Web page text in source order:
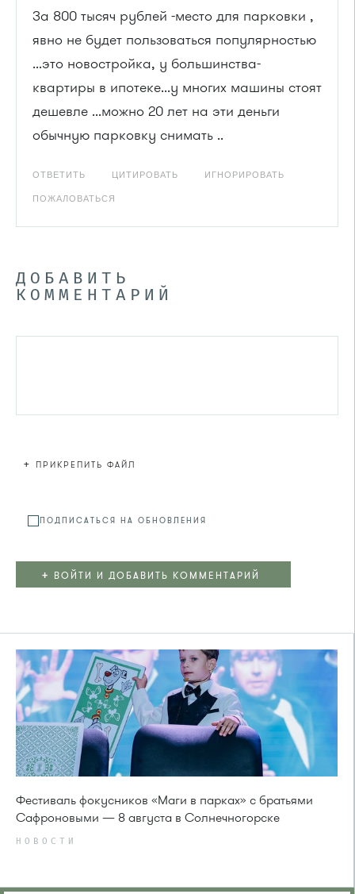
За 800 тысяч рублей -место для парковки ,
явно не будет пользоваться популярностью
...это новостройка, у большинства-
квартиры в ипотеке...у многих машины стоят
дешевле ...можно 20 лет на эти деньги
обычную парковку снимать ..
ОТВЕТИТЬ ЦИТИРОВАТЬ ИГНОРИРОВАТЬ
ПОЖАЛОВАТЬСЯ
ДОБАВИТЬ
КОММЕНТАРИЙ
+ ПРИКРЕПИТЬ ФАЙЛ
ПОДПИСАТЬСЯ НА ОБНОВЛЕНИЯ
+ ВОЙТИ И ДОБАВИТЬ КОММЕНТАРИЙ
Фестиваль фокусников «Маги в парках» с братьями
Сафроновыми — 8 августа в Солнечногорске
НОВОСТИ